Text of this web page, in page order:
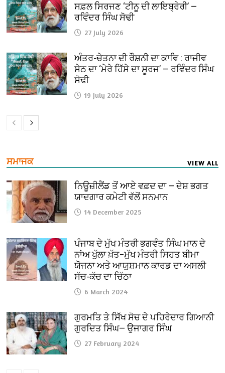
ਸਫ਼ਲ ਸਿਰਜਣ ‘ਟੀਨੂ ਦੀ ਲਾਇਬ੍ਰੇਰੀ’ —
ਰਵਿੰਦਰ ਸਿੰਘ ਸੋਢੀ
27 July 2026
ਅੰਤਰ-ਚੇਤਨਾ ਦੀ ਰੌਸ਼ਨੀ ਦਾ ਕਾਵਿ : ਰਾਜੀਵ
ਸੇਠ ਦਾ ‘ਮੇਰੇ ਹਿੱਸੇ ਦਾ ਸੂਰਜ’ — ਰਵਿੰਦਰ ਸਿੰਘ
ਸੋਢੀ
19 July 2026
ਸਮਾਜਕ VIEW ALL
ਨਿਊਜ਼ੀਲੈਂਡ ਤੋਂ ਆਏ ਵਫ਼ਦ ਦਾ — ਦੇਸ਼ ਭਗਤ
ਯਾਦਗਾਰ ਕਮੇਟੀ ਵੱਲੋਂ ਸਨਮਾਨ
14 December 2025
ਪੰਜਾਬ ਦੇ ਮੁੱਖ ਮੰਤਰੀ ਭਗਵੰਤ ਸਿੰਘ ਮਾਨ ਦੇ
ਨਾਂਅ ਖੁੱਲਾ ਖ਼ੱਤ–ਮੁੱਖ ਮੰਤਰੀ ਸਿਹਤ ਬੀਮਾ
ਯੋਜਨਾ ਅਤੇ ਆਯੁਸ਼ਮਾਨ ਕਾਰਡ ਦਾ ਅਸਲੀ
ਸੱਚ-ਕੱਚ ਦਾ ਚਿੱਠਾ
6 March 2024
ਗੁਰਮਤਿ ਤੇ ਸਿੱਖ ਸੋਚ ਦੇ ਪਹਿਰੇਦਾਰ ਗਿਆਨੀ
ਗੁਰਦਿਤ ਸਿੰਘ— ਉਜਾਗਰ ਸਿੰਘ
27 February 2024